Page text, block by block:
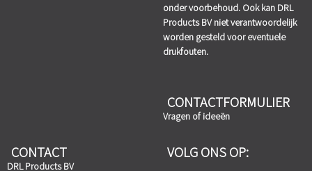
onder voorbehoud. Ook kan DRL
Products BV niet verantwoordelijk
worden gesteld voor eventuele
drukfouten.
CONTACTFORMULIER
Vragen of ideeën
CONTACT
DRL Products BV
VOLG ONS OP: